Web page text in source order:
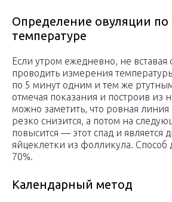
Определение овуляции по
температуре
Если утром ежедневно, не вставая
проводить измерения
по 5 минут одним и тем же
отмечая показания и построив из
можно заметить, что ровная линия
резко снизится, а потом на
повысится — этот спад и является
яйцеклетки из фолликула. Способ
70%.
Календарный метод